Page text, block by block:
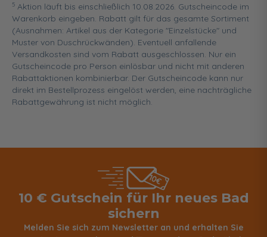
5 Aktion läuft bis einschließlich 10.08.2026. Gutscheincode im
Warenkorb eingeben. Rabatt gilt für das gesamte Sortiment
(Ausnahmen: Artikel aus der Kategorie "Einzelstücke" und
Muster von Duschrückwänden). Eventuell anfallende
Versandkosten sind vom Rabatt ausgeschlossen. Nur ein
Gutscheincode pro Person einlösbar und nicht mit anderen
Rabattaktionen kombinierbar. Der Gutscheincode kann nur
direkt im Bestellprozess eingelöst werden, eine nachträgliche
Rabattgewährung ist nicht möglich.
10 € Gutschein für Ihr neues Bad
sichern
Melden Sie sich zum Newsletter an und erhalten Sie